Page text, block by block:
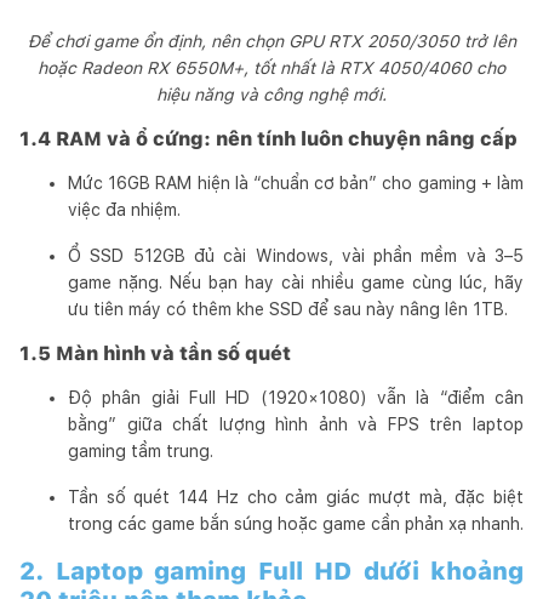
Để chơi game ổn định, nên chọn GPU RTX 2050/3050 trở lên
hoặc Radeon RX 6550M+, tốt nhất là RTX 4050/4060 cho
hiệu năng và công nghệ mới.
1.4 RAM và ổ cứng: nên tính luôn chuyện nâng cấp
Mức 16GB RAM hiện là “chuẩn cơ bản” cho gaming + làm
việc đa nhiệm.
Ổ SSD 512GB đủ cài Windows, vài phần mềm và 3–5
game nặng. Nếu bạn hay cài nhiều game cùng lúc, hãy
ưu tiên máy có thêm khe SSD để sau này nâng lên 1TB.
1.5 Màn hình và tần số quét
Độ phân giải Full HD (1920×1080) vẫn là “điểm cân
bằng” giữa chất lượng hình ảnh và FPS trên laptop
gaming tầm trung.
Tần số quét 144 Hz cho cảm giác mượt mà, đặc biệt
trong các game bắn súng hoặc game cần phản xạ nhanh.
2. Laptop gaming Full HD dưới khoảng